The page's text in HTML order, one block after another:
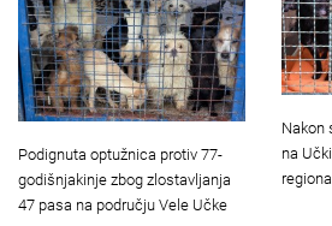
Podignuta optužnica protiv 77-
godišnjakinje zbog zlostavljanja
47 pasa na području Vele Učke
Nakon
na